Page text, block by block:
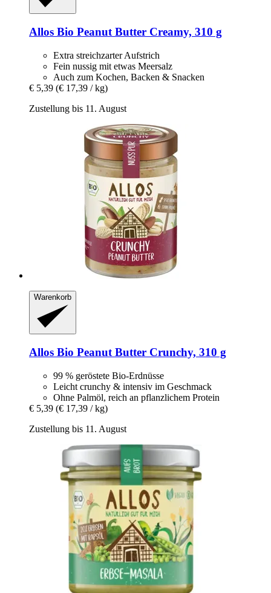
Allos Bio Peanut Butter Creamy, 310 g
Extra streichzarter Aufstrich
Fein nussig mit etwas Meersalz
Auch zum Kochen, Backen & Snacken
€ 5,39 (€ 17,39 / kg)
Zustellung bis 11. August
Warenkorb
Allos Bio Peanut Butter Crunchy, 310 g
99 % geröstete Bio-Erdnüsse
Leicht crunchy & intensiv im Geschmack
Ohne Palmöl, reich an pflanzlichem Protein
€ 5,39 (€ 17,39 / kg)
Zustellung bis 11. August